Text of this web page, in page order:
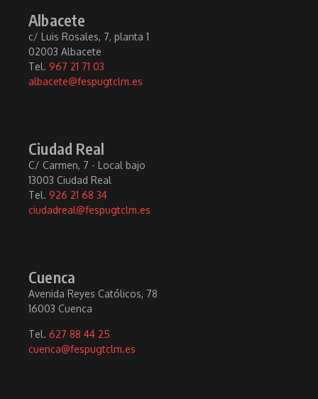
Albacete
c/ Luis Rosales, 7, planta 1
02003 Albacete
Tel. 967 21 71 03
albacete@fespugtclm.es
Ciudad Real
C/ Carmen, 7 - Local bajo
13003 Ciudad Real
Tel. 926 21 68 34
ciudadreal@fespugtclm.es
Cuenca
Avenida Reyes Católicos, 78
16003 Cuenca
Tel. 627 88 44 25
cuenca@fespugtclm.es